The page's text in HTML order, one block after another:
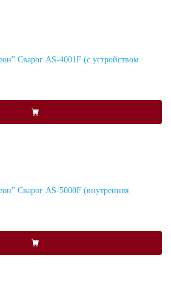
Сварог AS-4001F (с устройством
Сварог AS-5000F (внутренняя